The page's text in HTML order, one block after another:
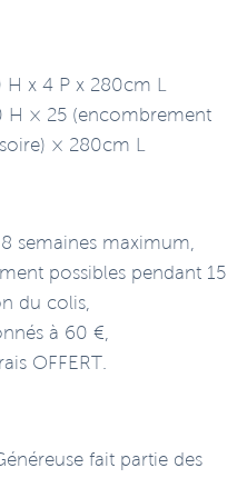
H x 4 P x 280cm L
H × 25 (encombrement
× 280cm L
semaines maximum,
possibles pendant 15
du colis,
à 60 €,
OFFERT.
fait partie des